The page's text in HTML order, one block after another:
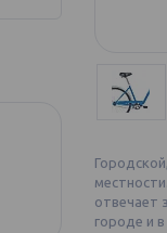
отвечает
городе и